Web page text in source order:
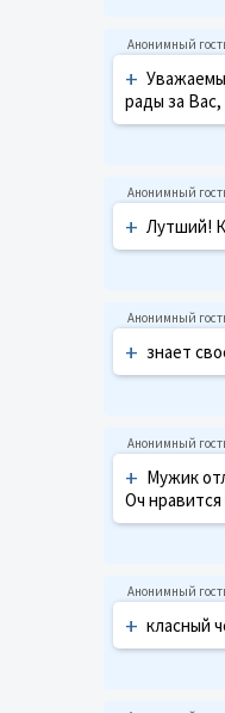
+
рады за
+ Лутший!
+ знает
+ Мужик
Оч нравится
+ класный